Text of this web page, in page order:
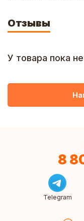
Отзывы
У товара пока
8
Telegram